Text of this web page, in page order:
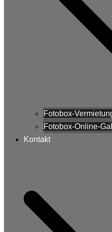
Fotobox-
Fotobox-Online-
Kontakt